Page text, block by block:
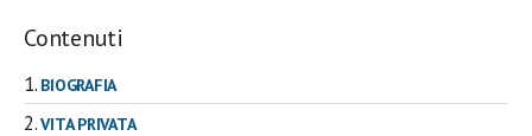
Contenuti
BIOGRAFIA
VITA PRIVATA